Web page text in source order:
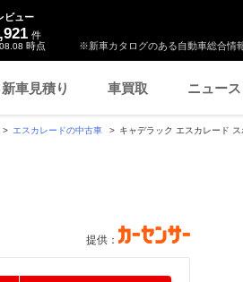
※新車カタログのある自動車総合情
ビュー
件
時点
新車見積り 車買取 ニュース
エスカレードの中古車 キャデラック エスカレード
提供：